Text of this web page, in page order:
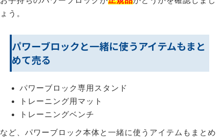
ょう。
パワーブロックと一緒に使うアイテムもまと
めて売る
パワーブロック専用スタンド
トレーニング用マット
トレーニングベンチ
など、パワーブロック本体と一緒に使うアイテムもまとめ